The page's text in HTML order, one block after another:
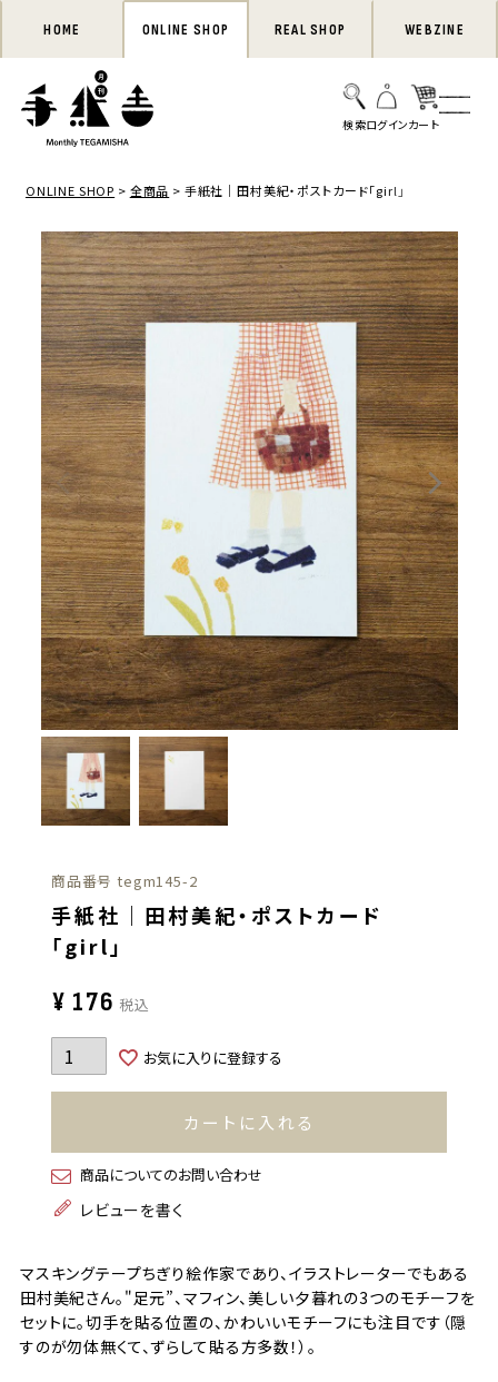
HOME ONLINE SHOP REAL SHOP WEBZINE
ONLINE SHOP 全商品 手紙社｜田村美紀・ポストカード「girl」
商品番号 tegm145-2
手紙社｜田村美紀・ポストカード
「girl」
¥ 176 税込
お気に入りに登録する
カートに入れる
商品についてのお問い合わせ
レビューを書く
マスキングテープちぎり絵作家であり、イラストレーターでもある
田村美紀さん。"足元”、マフィン、美しい夕暮れの3つのモチーフを
セットに。切手を貼る位置の、かわいいモチーフにも注目です（隠
すのが勿体無くて、ずらして貼る方多数！）。